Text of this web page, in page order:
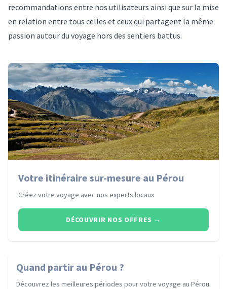
recommandations entre nos utilisateurs ainsi que sur la mise
en relation entre tous celles et ceux qui partagent la même
passion autour du voyage hors des sentiers battus.
Votre itinéraire sur-mesure au Pérou
Créez votre voyage avec nos experts locaux
DÉCOUVRIR NOS OFFRES →
Quand partir au Pérou ?
Découvrez les meilleures périodes pour votre voyage au Pérou.